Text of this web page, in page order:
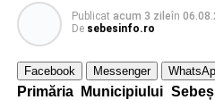
Publicat acum 3 zileîn
De sebesinfo.ro
Facebook Messenger
Primăria Municipiului